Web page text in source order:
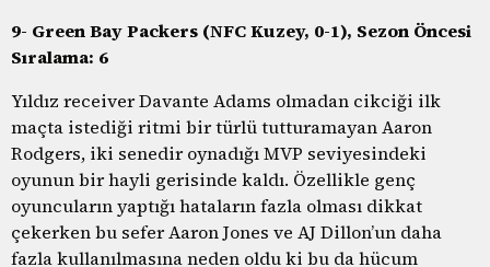
9- Green Bay Packers (NFC Kuzey, 0-1), Sezon Öncesi
Sıralama: 6
Yıldız receiver Davante Adams olmadan cikciği ilk
maçta istediği ritmi bir türlü tutturamayan Aaron
Rodgers, iki senedir oynadığı MVP seviyesindeki
oyunun bir hayli gerisinde kaldı. Özellikle genç
oyuncuların yaptığı hataların fazla olması dikkat
çekerken bu sefer Aaron Jones ve AJ Dillon’un daha
fazla kullanılmasına neden oldu ki bu da hücum